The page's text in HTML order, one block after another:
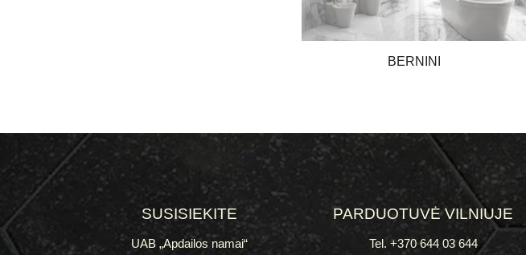
BERNINI
SUSISIEKITE
UAB „Apdailos namai“
PARDUOTUVĖ VILNIUJE
Tel. +370 644 03 644